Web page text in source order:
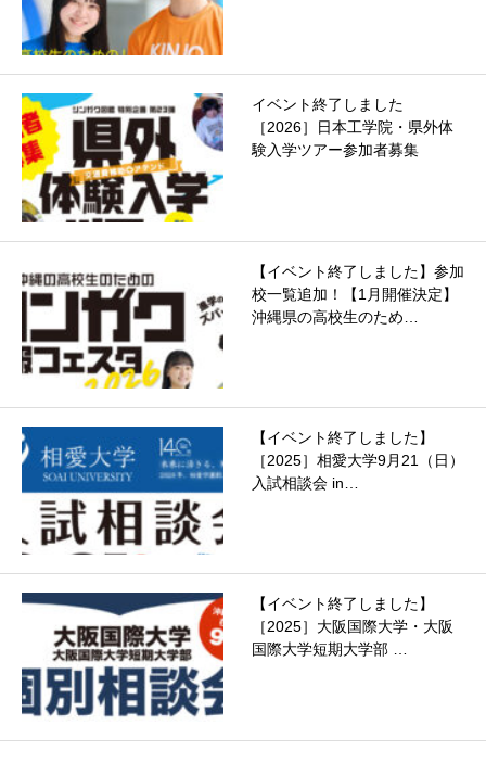
イベント終了しました
［2026］日本工学院・県外体
験入学ツアー参加者募集
【イベント終了しました】参加
校一覧追加！【1月開催決定】
沖縄県の高校生のため…
【イベント終了しました】
［2025］相愛大学9月21（日）
入試相談会 in…
【イベント終了しました】
［2025］大阪国際大学・大阪
国際大学短期大学部 …